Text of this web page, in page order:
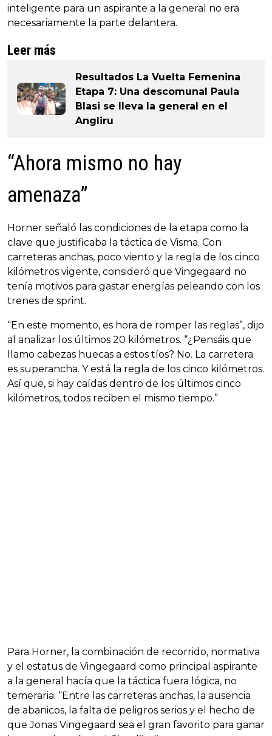
inteligente para un aspirante a la general no era
necesariamente la parte delantera.
Leer más
Resultados La Vuelta Femenina
Etapa 7: Una descomunal Paula
Blasi se lleva la general en el
Angliru
“Ahora mismo no hay
amenaza”
Horner señaló las condiciones de la etapa como la
clave que justificaba la táctica de Visma. Con
carreteras anchas, poco viento y la regla de los cinco
kilómetros vigente, consideró que Vingegaard no
tenía motivos para gastar energías peleando con los
trenes de sprint.
“En este momento, es hora de romper las reglas”, dijo
al analizar los últimos 20 kilómetros. “¿Pensáis que
llamo cabezas huecas a estos tíos? No. La carretera
es superancha. Y está la regla de los cinco kilómetros.
Así que, si hay caídas dentro de los últimos cinco
kilómetros, todos reciben el mismo tiempo.”
Para Horner, la combinación de recorrido, normativa
y el estatus de Vingegaard como principal aspirante
a la general hacía que la táctica fuera lógica, no
temeraria. “Entre las carreteras anchas, la ausencia
de abanicos, la falta de peligros serios y el hecho de
que Jonas Vingegaard sea el gran favorito para ganar